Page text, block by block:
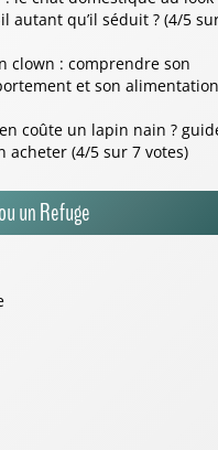
clown : comprendre son
et son alimentation
coûte un lapin nain ? guide
(4/5 sur 7 votes)
un Refuge